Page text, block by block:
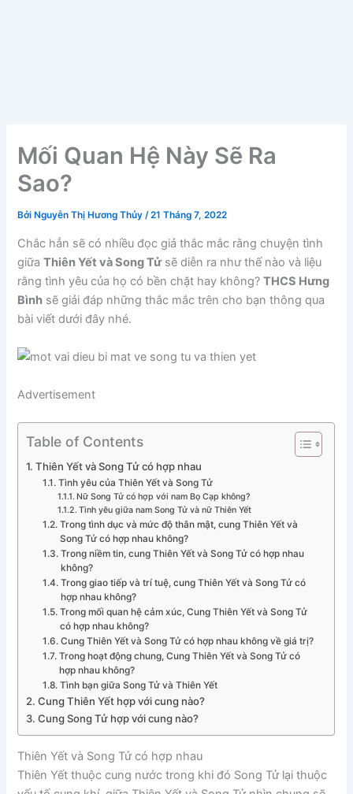
Mối Quan Hệ Này Sẽ Ra
Sao?
Bởi Nguyễn Thị Hương Thủy/21 Tháng 7, 2022
Chắc hẳn sẽ có nhiều đọc giả thắc mắc rằng chuyện tình
giữaThiên Yết và Song Tửsẽ diễn ra như thế nào và liệu
rằng tình yêu của họ có bền chặt hay không?THCS Hưng
Bình sẽ giải đáp những thắc mắc trên cho bạn thông qua
bài viết dưới đây nhé.
Advertisement
Table of Contents
Thiên Yết và Song Tử có hợp nhau
Tình yêu của Thiên Yết và Song Tử
Nữ Song Tử có hợp với nam Bọ Cạp không?
Tình yêu giữa nam Song Tử và nữ Thiên Yết
Trong tình dục và mức độ thân mật, cung Thiên Yết và
Song Tử có hợp nhau không?
Trong niềm tin, cung Thiên Yết và Song Tử có hợp nhau
không?
Trong giao tiếp và trí tuệ, cung Thiên Yết và Song Tử có
hợp nhau không?
Trong mối quan hệ cảm xúc, Cung Thiên Yết và Song Tử
có hợp nhau không?
Cung Thiên Yết và Song Tử có hợp nhau không về giá trị?
Trong hoạt động chung, Cung Thiên Yết và Song Tử có
hợp nhau không?
Tình bạn giữa Song Tử và Thiên Yết
Cung Thiên Yết hợp với cung nào?
Cung Song Tử hợp với cung nào?
Thiên Yết và Song Tử có hợp nhau
Thiên Yết thuộc cung nước trong khi đó Song Tử lại thuộc